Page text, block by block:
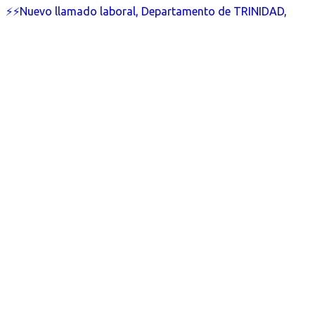
⚡⚡Nuevo llamado laboral, Departamento de TRINIDAD,